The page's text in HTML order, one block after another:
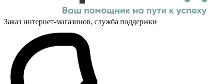
Заказ интернет-магазинов, служба поддержки